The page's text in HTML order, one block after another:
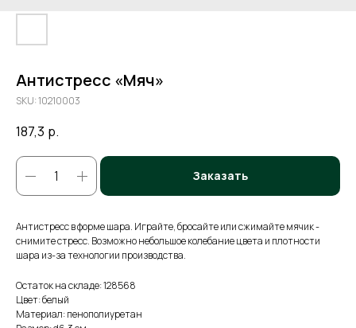
Антистресс «Мяч»
SKU:10210003
187,3 р.
Заказать
Антистресс в форме шара. Играйте, бросайте или сжимайте мячик -
снимите стресс. Возможно небольшое колебание цвета и плотности
шара из-за технологии производства.
Остаток на складе: 128568
Цвет: белый
Материал: пенополиуретан